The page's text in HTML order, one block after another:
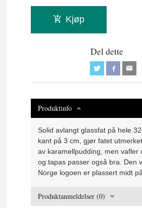
Kjøp
Del dette
Produktinfo
Solid avlangt glassfat på hele
kant på 3 cm, gjør fatet
av karamellpudding, men vafler
og tapas passer også bra. Den
Norge logoen er plassert midt
Produktanmeldelser (0)